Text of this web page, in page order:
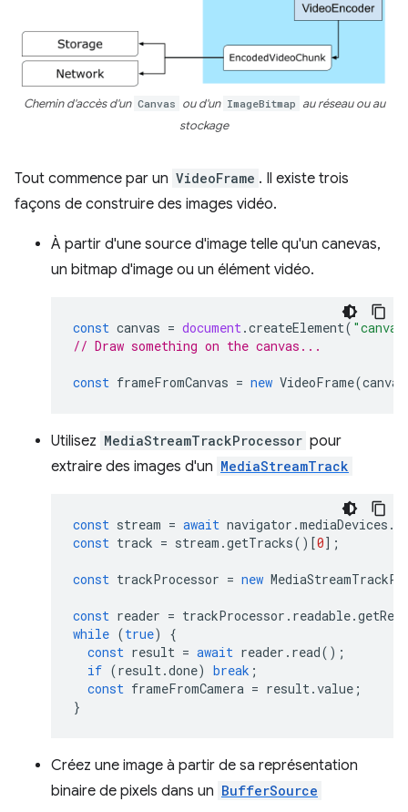
Chemin d'accès d'un Canvas ou d'un ImageBitmap au réseau ou au
stockage
Tout commence par un VideoFrame . Il existe trois
façons de construire des images vidéo.
À partir d'une source d'image telle qu'un canevas,
un bitmap d'image ou un élément vidéo.
const canvas = document .createElement(
// Draw something on the canvas...
const frameFromCanvas = new VideoFrame(canvas
Utilisez MediaStreamTrackProcessor pour
extraire des images d'un MediaStreamTrack
const stream = await navigator .mediaDevices .
const track = stream .getTracks()[0];
const trackProcessor = new
const reader = trackProcessor . readable.
while (true)
{
const result = await reader . read();
if (result .done) break ;
const frameFromCamera = result .value ;
}
Créez une image à partir de sa représentation
binaire de pixels dans un BufferSource